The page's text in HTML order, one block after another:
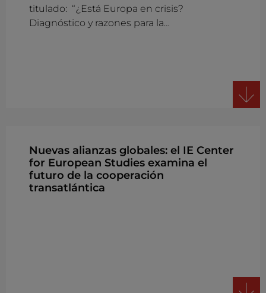
titulado: “¿Está Europa en crisis?
Diagnóstico y razones para la…
Nuevas alianzas globales: el IE Center
for European Studies examina el
futuro de la cooperación
transatlántica